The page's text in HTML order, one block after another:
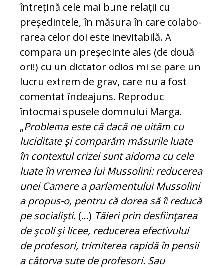
întrețină cele mai bune relații cu
președintele, în măsura în care cola­bo­
ra­rea celor doi este inevitabilă. A
compara un președinte ales (de două
ori!) cu un dictator odios mi se pare un
lucru extrem de grav, care nu a fost
comentat în­de­ajuns. Reproduc
întocmai spusele dom­nu­lui Marga.
„Problema este că dacă ne ui­tăm cu
luciditate şi comparăm măsurile luate
în contextul crizei sunt aidoma cu cele
luate în vremea lui Mussolini: re­ducerea
unei Camere a parlamentului Mu­ssolini
a propus-o, pentru că dorea să îi reducă
pe socialişti. (...) Tăieri prin desfiinţarea
de şcoli şi licee, reducerea efectivului
de profesori, trimiterea ra­pi­dă în pensii
a câtorva sute de profesori. Sau